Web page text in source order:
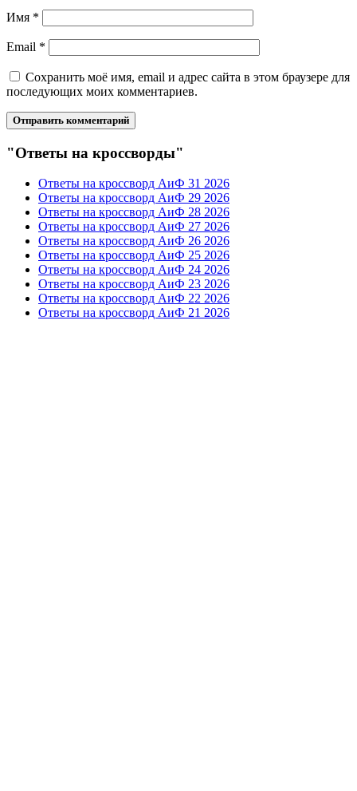
Имя *
Email *
Сохранить моё имя, email и адрес сайта в этом браузере для
последующих моих комментариев.
"Ответы на кроссворды"
Ответы на кроссворд АиФ 31 2026
Ответы на кроссворд АиФ 29 2026
Ответы на кроссворд АиФ 28 2026
Ответы на кроссворд АиФ 27 2026
Ответы на кроссворд АиФ 26 2026
Ответы на кроссворд АиФ 25 2026
Ответы на кроссворд АиФ 24 2026
Ответы на кроссворд АиФ 23 2026
Ответы на кроссворд АиФ 22 2026
Ответы на кроссворд АиФ 21 2026